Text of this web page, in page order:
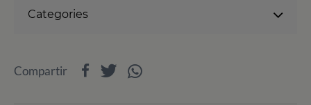
Categories
Compartir